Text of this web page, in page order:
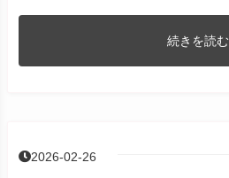
続きを読む
2026-02-26